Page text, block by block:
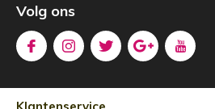
Volg ons